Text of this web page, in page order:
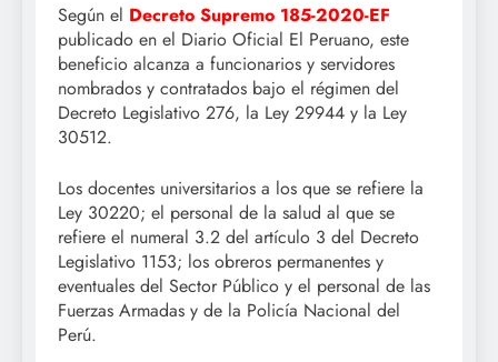
Según el Decreto Supremo 185-2020-EF
publicado en el Diario Oficial El Peruano, este
beneficio alcanza a funcionarios y servidores
nombrados y contratados bajo el régimen del
Decreto Legislativo 276, la Ley 29944 y la Ley
30512.
Los docentes universitarios a los que se refiere la
Ley 30220; el personal de la salud al que se
refiere el numeral 3.2 del artículo 3 del Decreto
Legislativo 1153; los obreros permanentes y
eventuales del Sector Público y el personal de las
Fuerzas Armadas y de la Policía Nacional del
Perú.